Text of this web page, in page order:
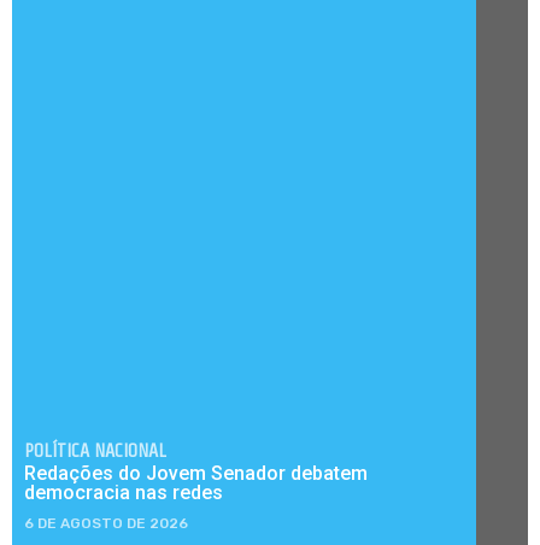
POLÍTICA NACIONAL
Redações do Jovem Senador debatem
democracia nas redes
6 DE AGOSTO DE 2026